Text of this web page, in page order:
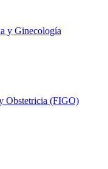
y Ginecología
Obstetricia (FIGO)